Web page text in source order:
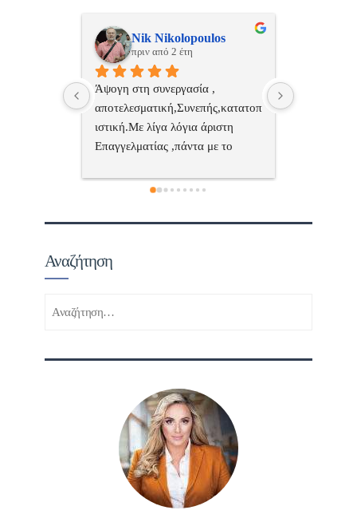
ManosBX
πριν από 2 έτη
Επαγγελματίας  Άψογη
συνεργασία
Αναζήτηση